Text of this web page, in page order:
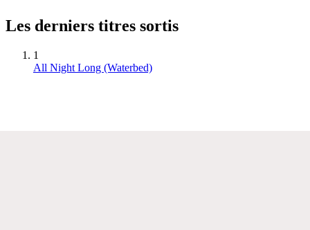
Les derniers titres sortis
1
All Night Long (Waterbed)